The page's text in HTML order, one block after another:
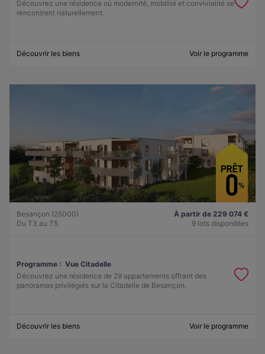
Découvrez une résidence où modernité, mobilité et convivialité se
rencontrent naturellement.
Découvrir les biens Voir le programme
Besançon (25000)
Du T3 au T5
À partir de 229 074 €
9 lots disponibles
Programme : Vue Citadelle
Découvrez une résidence de 29 appartements offrant des
panoramas privilégiés sur la Citadelle de Besançon.
Découvrir les biens Voir le programme